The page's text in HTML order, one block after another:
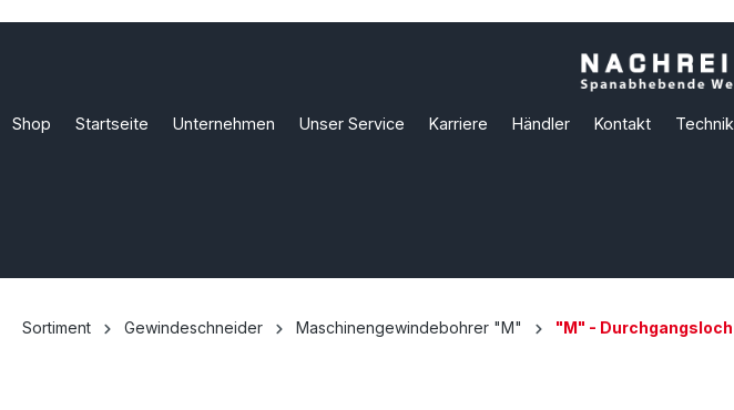
Shop Startseite Unternehmen Unser Service Karriere Händler Kontakt Technik
Sortiment Gewindeschneider Maschinengewindebohrer "M" "M" - Durchgangsloch